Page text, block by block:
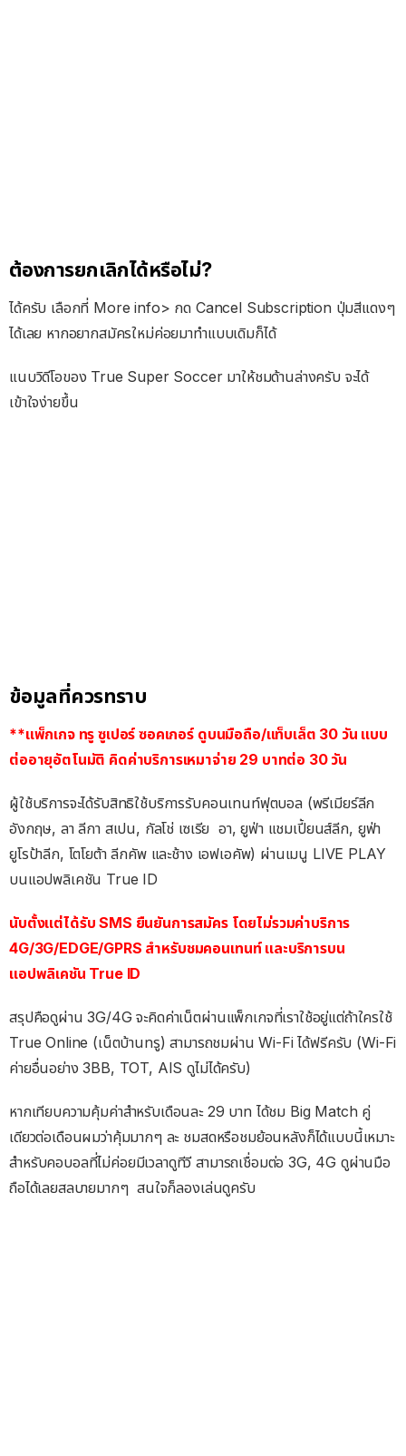
ต้องการยกเลิกได้หรือไม่?
ได้ครับ เลือกที่ More info> กด Cancel Subscription ปุ่มสีแดงๆ
ได้เลย หากอยากสมัครใหม่ค่อยมาทำแบบเดิมก็ได้
แนบวิดีโอของ True Super Soccer มาให้ชมด้านล่างครับ จะได้
เข้าใจง่ายขึ้น
ข้อมูลที่ควรทราบ
**แพ็กเกจ ทรู ซูเปอร์ ซอคเกอร์ ดูบนมือถือ/แท็บเล็ต 30 วัน แบบ
ต่ออายุอัตโนมัติ คิดค่าบริการเหมาจ่าย 29 บาทต่อ 30 วัน
ผู้ใช้บริการจะได้รับสิทธิใช้บริการรับคอนเทนท์ฟุตบอล (พรีเมียร์ลีก
อังกฤษ, ลา ลีกา สเปน, กัลโช่ เซเรีย อา, ยูฟ่า แชมเปี้ยนส์ลีก, ยูฟ่า
ยูโรป้าลีก, โตโยต้า ลีกคัพ และช้าง เอฟเอคัพ) ผ่านเมนู LIVE PLAY
บนแอปพลิเคชัน True ID
นับตั้งแต่ได้รับ SMS ยืนยันการสมัคร โดยไม่รวมค่าบริการ
4G/3G/EDGE/GPRS สำหรับชมคอนเทนท์ และบริการบน
แอปพลิเคชัน True ID
สรุปคือดูผ่าน 3G/4G จะคิดค่าเน็ตผ่านแพ็กเกจที่เราใช้อยู่แต่ถ้าใครใช้
True Online (เน็ตบ้านทรู) สามารถชมผ่าน Wi-Fi ได้ฟรีครับ (Wi-Fi
ค่ายอื่นอย่าง 3BB, TOT, AIS ดูไม่ได้ครับ)
หากเทียบความคุ้มค่าสำหรับเดือนละ 29 บาท ได้ชม Big Match คู่
เดียวต่อเดือนผมว่าคุ้มมากๆ ละ ชมสดหรือชมย้อนหลังก็ได้แบบนี้เหมาะ
สำหรับคอบอลที่ไม่ค่อยมีเวลาดูทีวี สามารถเชื่อมต่อ 3G, 4G ดูผ่านมือ
ถือได้เลยสลบายมากๆ สนใจก็ลองเล่นดูครับ